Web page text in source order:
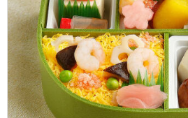
ご利用シーン：会議・セミナー›役員会
東京都台東区松が谷2026/06/28